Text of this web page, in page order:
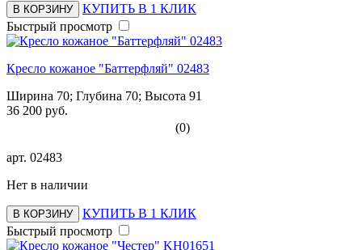
В КОРЗИНУ
КУПИТЬ В 1 КЛИК
Быстрый просмотр
Кресло кожаное "Баттерфляй" 02483
Ширина 70; Глубина 70; Высота 91
36 200 руб.
(0)
арт. 02483
Нет в наличии
В КОРЗИНУ
КУПИТЬ В 1 КЛИК
Быстрый просмотр